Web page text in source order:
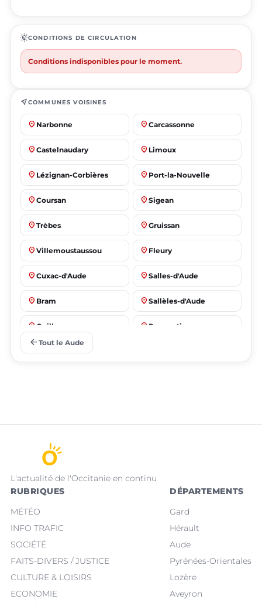
routineCONDITIONS DE CIRCULATION
Conditions indisponibles pour le moment.
near_meCOMMUNES VOISINES
place Narbonne place Carcassonne
place Castelnaudary place Limoux
place Lézignan-Corbières place Port-la-Nouvelle
place Coursan place Sigean
place Trèbes place Gruissan
place Villemoustaussou place Fleury
place Cuxac-d'Aude place Salles-d'Aude
place Bram place Sallèles-d'Aude
place Quillan place Pennautier
arrow_back Tout le Aude
L'actualité de l'Occitanie en continu
RUBRIQUES
MÉTÉO
INFO TRAFIC
SOCIÉTÉ
FAITS-DIVERS / JUSTICE
CULTURE & LOISIRS
ECONOMIE
DÉPARTEMENTS
Gard
Hérault
Aude
Pyrénées-Orientales
Lozère
Aveyron